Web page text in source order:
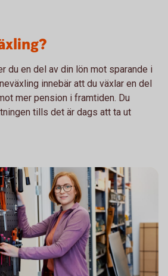
du en del av din lön mot sparande i
innebär att du växlar en del
mer pension i framtiden. Du
tills det är dags att ta ut